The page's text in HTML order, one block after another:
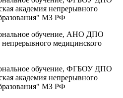
академия непрерывного
МЗ РФ
обучение, АНО ДПО
медицинского
обучение, ФГБОУ ДПО
академия непрерывного
МЗ РФ